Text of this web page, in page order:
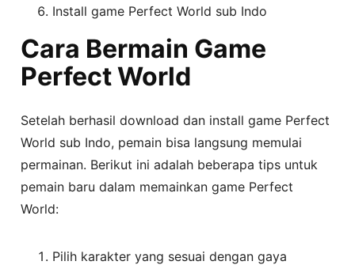
Install game Perfect World sub Indo
Cara Bermain Game
Perfect World
Setelah berhasil download dan install game Perfect
World sub Indo, pemain bisa langsung memulai
permainan. Berikut ini adalah beberapa tips untuk
pemain baru dalam memainkan game Perfect
World:
Pilih karakter yang sesuai dengan gaya